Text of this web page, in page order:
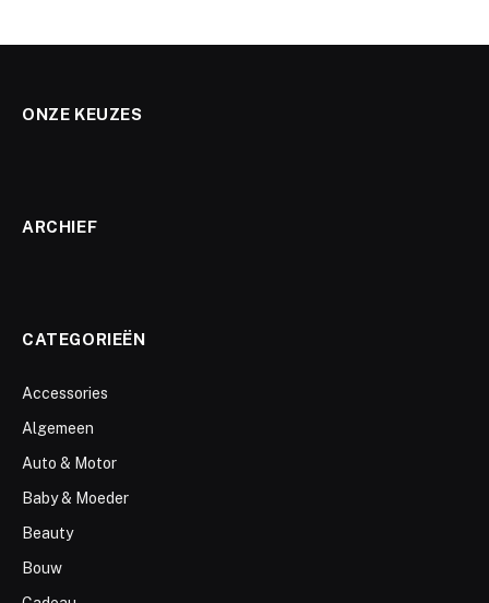
ONZE KEUZES
ARCHIEF
CATEGORIEËN
Accessories
Algemeen
Auto & Motor
Baby & Moeder
Beauty
Bouw